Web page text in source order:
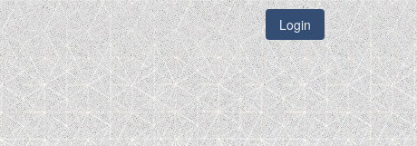
Login